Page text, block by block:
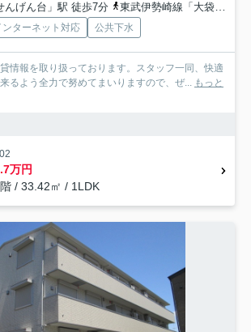
んげん台」駅 徒歩7分
東武伊勢崎線「大袋」駅 徒歩13分
ンターネット対応 公共下水
情報を取り扱っております。スタッフ一同、快適
るよう全力で努めてまいりますので、ぜ... もっと
万円
/ 33.42㎡ / 1LDK